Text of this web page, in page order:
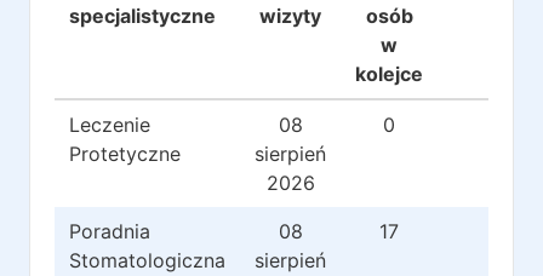
specjalistyczne
wizyty
osób
w
kolejce
Leczenie
Protetyczne
08
sierpień
2026
0
Poradnia
Stomatologiczna
08
sierpień
17